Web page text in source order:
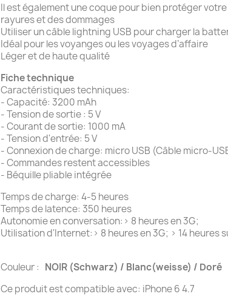
Il est également une coque pour bien protéger
rayures et des dommages
Utiliser un câble lightning USB pour charger la
Idéal pour les voyanges ou les voyages d’affaire
Léger et de haute qualité
Fiche technique
Caractéristiques techniques:
- Capacité: 3200 mAh
- Tension de sortie : 5 V
- Courant de sortie: 1000 mA
- Tension d'entrée: 5 V
- Connexion de charge: micro USB (Câble micro-
- Commandes restent accessibles
- Béquille pliable intégrée
Temps de charge: 4-5 heures
Temps de latence: 350 heures
Autonomie en conversation:> 8 heures en 3G;
Utilisation d'Internet:> 8 heures en 3G; > 14 heures
Couleur : NOIR (Schwarz) / Blanc(weisse) / Doré
Ce produit est compatible avec: iPhone 6 4.7